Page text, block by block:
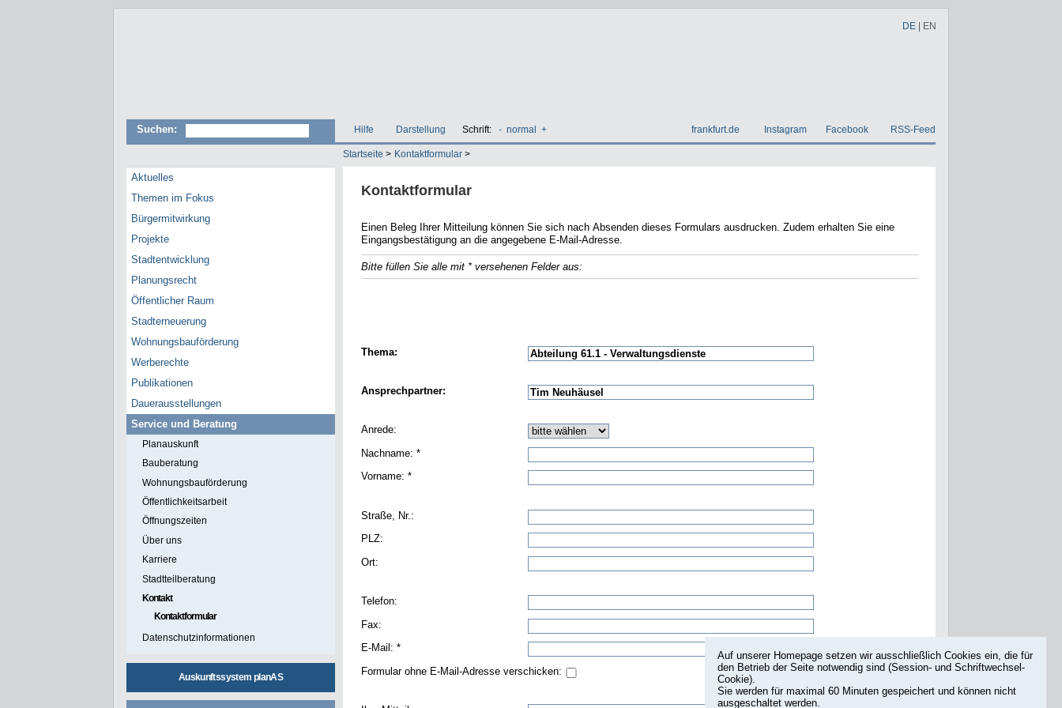
DE EN
Suchen: Hilfe Darstellung Schrift: - normal + frankfurt.de Instagram Facebook RSS-Feed
Startseite > Kontaktformular >
Aktuelles
Themen im Fokus
Bürgermitwirkung
Projekte
Stadtentwicklung
Planungsrecht
Öffentlicher Raum
Stadterneuerung
Wohnungsbauförderung
Werberechte
Publikationen
Dauerausstellungen
Service und Beratung
Planauskunft
Bauberatung
Wohnungsbauförderung
Öffentlichkeitsarbeit
Öffnungszeiten
Über uns
Karriere
Stadtteilberatung
Kontakt
Kontaktformular
Datenschutzinformationen
Auskunftssystem planAS
Kontaktformular
Einen Beleg Ihrer Mitteilung können Sie sich nach Absenden dieses Formulars ausdrucken. Zudem erhalten Sie eine
Eingangsbestätigung an die angegebene E-Mail-Adresse.
Bitte füllen Sie alle mit * versehenen Felder aus:
Thema:
Ansprechpartner:
Anrede:
Nachname: *
Vorname: *
Straße, Nr.:
PLZ:
Ort:
Telefon:
Fax:
E-Mail: *
Formular ohne E-Mail-Adresse verschicken:
Auf unserer Homepage setzen wir ausschließlich Cookies ein, die für
den Betrieb der Seite notwendig sind (Session- und Schriftwechsel-
Cookie).
Sie werden für maximal 60 Minuten gespeichert und können nicht
ausgeschaltet werden.